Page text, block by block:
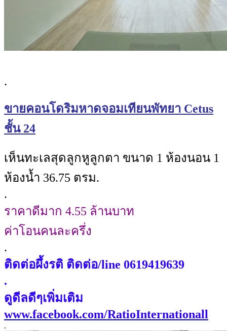
.
ขายคอนโดริมหาดจอมเทียนพัทยา Cetus
ชั้น 24
เห็นทะเลสุดลูกหูลูกตา ขนาด 1 ห้องนอน 1
ห้องน้ำ 36.75 ตรม.
.
ราคาดีมาก 4.55 ล้านบาท
ค่าโอนคนละครึ่ง
.
ติดต่อผึ้งรติ ติดต่อ/line 0619419639
.
ดูดีลดีๆเพิ่มเติม
www.facebook.com/RatioInternationall
.